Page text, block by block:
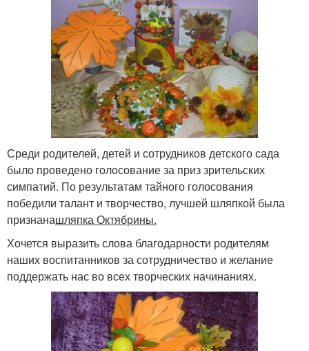
Среди родителей, детей и сотрудников детского сада
было проведено голосование за приз зрительских
симпатий. По результатам тайного голосования
победили талант и творчество, лучшей шляпкой была
признанашляпка Октябрины.
Хочется выразить слова благодарности родителям
наших воспитанников за сотрудничество и желание
поддержать нас во всех творческих начинаниях.